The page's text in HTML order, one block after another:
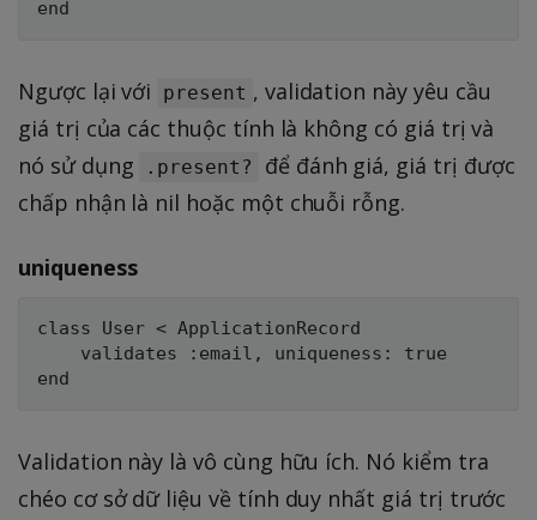
Ngược lại với present , validation này yêu cầu
giá trị của các thuộc tính là không có giá trị và
nó sử dụng
.present?
để đánh giá, giá trị được
chấp nhận là nil hoặc một chuỗi rỗng.
uniqueness
class User < ApplicationRecord
    validates :email, uniqueness: true
Validation này là vô cùng hữu ích. Nó kiểm tra
chéo cơ sở dữ liệu về tính duy nhất giá trị trước